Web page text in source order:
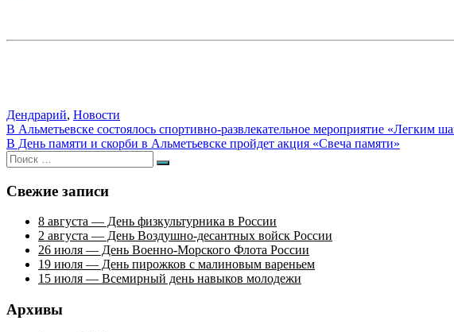
Дендрарий, Новости
Навигация
по
записям
В Альметьевске состоялось спортивно-развлекательное мероприятие «Легким
В День памяти и скорби в Альметьевске пройдет акция «Свеча памяти»
Искать:
Поиск
Свежие записи
8 августа — День физкультурника в России
2 августа — День Воздушно-десантных войск России
26 июля — День Военно-Морского Флота России
19 июля — День пирожков с малиновым вареньем
15 июля — Всемирный день навыков молодежи
Архивы